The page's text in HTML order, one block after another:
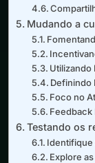
Mudando a
Utilizando
Definindo
Foco no
Feedback
Testando os
Identifique
Explore